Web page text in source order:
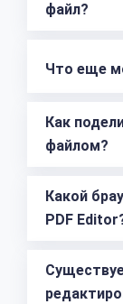
файл?
Что еще
Как
файлом?
Какой
PDF